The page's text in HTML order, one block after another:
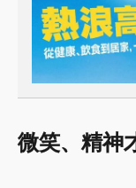
微笑、精神